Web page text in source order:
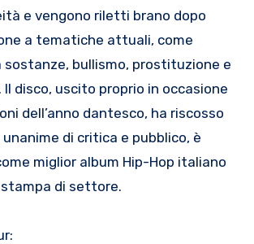
e vengono riletti brano dopo
a tematiche attuali, come
sostanze, bullismo, prostituzione e
Il disco, uscito proprio in occasione
dell’anno dantesco, ha riscosso
unanime di critica e pubblico, è
miglior album Hip-Hop italiano
di settore.